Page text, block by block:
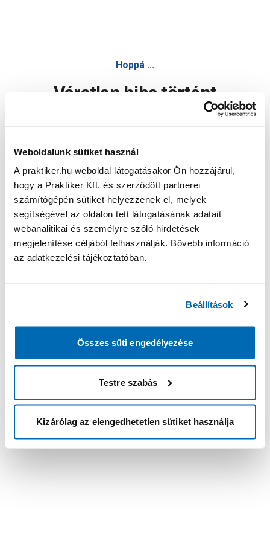
Weboldalunk sütiket használ
A praktiker.hu weboldal látogatásakor Ön hozzájárul,
hogy a Praktiker Kft. és szerződött partnerei
számítógépén sütiket helyezzenek el, melyek
segítségével az oldalon tett látogatásának adatait
webanalitikai és személyre szóló hirdetések
megjelenítése céljából felhasználják. Bővebb információ
az adatkezelési tájékoztatóban.
Beállítások
Összes süti engedélyezése
Testre szabás
Kizárólag az elengedhetetlen sütiket használja
Hoppá ...
Váratlan hiba történt
Oldal újratöltése